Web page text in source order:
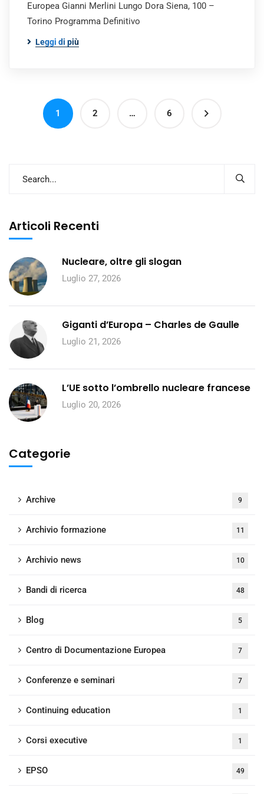
Europea Gianni Merlini Lungo Dora Siena, 100 –
Torino Programma Definitivo
Leggi di più
1 2 … 6
Articoli Recenti
Nucleare, oltre gli slogan
Luglio 27, 2026
Giganti d’Europa – Charles de Gaulle
Luglio 21, 2026
L’UE sotto l’ombrello nucleare francese
Luglio 20, 2026
Categorie
Archive 9
Archivio formazione 11
Archivio news 10
Bandi di ricerca 48
Blog 5
Centro di Documentazione Europea 7
Conferenze e seminari 7
Continuing education 1
Corsi executive 1
EPSO 49